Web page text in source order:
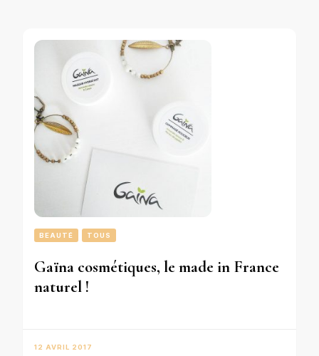
BEAUTÉ TOUS
Gaïna cosmétiques, le made in France
naturel !
12 AVRIL 2017